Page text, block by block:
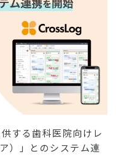
する歯科医院向けレ
）」とのシステム連